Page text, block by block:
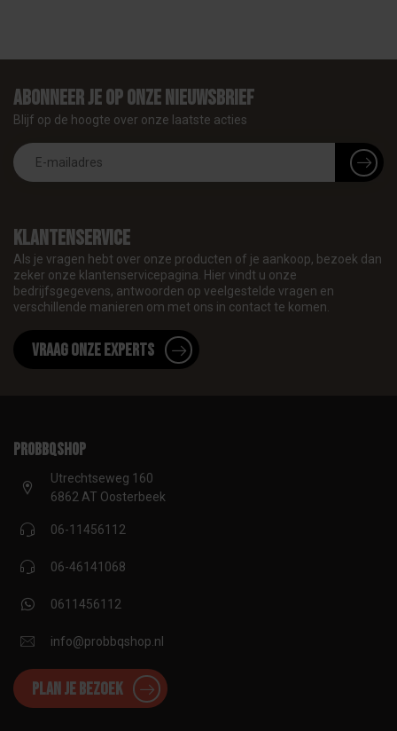
Klantenservice
Als je vragen hebt over onze producten of je aankoop, bezoek dan
zeker onze klantenservicepagina. Hier vindt u onze
bedrijfsgegevens, antwoorden op veelgestelde vragen en
verschillende manieren om met ons in contact te komen.
Vraag onze experts
Abonneer je op onze nieuwsbrief
Blijf op de hoogte over onze laatste acties
proBBQshop
Utrechtseweg 160
6862 AT Oosterbeek
06-11456112
06-46141068
0611456112
info@probbqshop.nl
Plan je bezoek